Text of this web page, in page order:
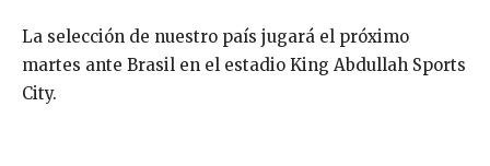
La selección de nuestro país jugará el próximo
martes ante Brasil en el estadio King Abdullah Sports
City.